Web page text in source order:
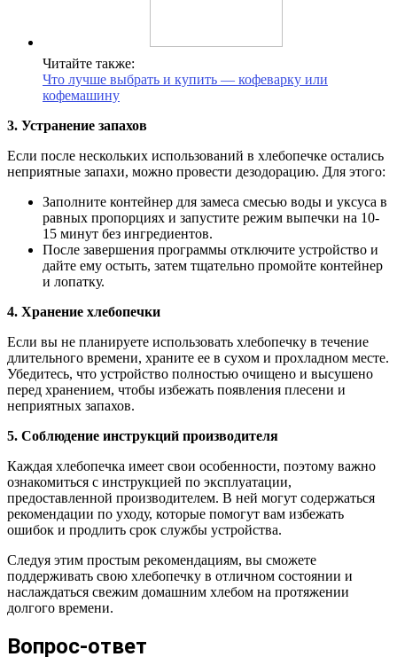
Читайте также:
Что лучше выбрать и купить — кофеварку или
кофемашину
3. Устранение запахов
Если после нескольких использований в хлебопечке остались
неприятные запахи, можно провести дезодорацию. Для этого:
Заполните контейнер для замеса смесью воды и уксуса в
равных пропорциях и запустите режим выпечки на 10-
15 минут без ингредиентов.
После завершения программы отключите устройство и
дайте ему остыть, затем тщательно промойте контейнер
и лопатку.
4. Хранение хлебопечки
Если вы не планируете использовать хлебопечку в течение
длительного времени, храните ее в сухом и прохладном месте.
Убедитесь, что устройство полностью очищено и высушено
перед хранением, чтобы избежать появления плесени и
неприятных запахов.
5. Соблюдение инструкций производителя
Каждая хлебопечка имеет свои особенности, поэтому важно
ознакомиться с инструкцией по эксплуатации,
предоставленной производителем. В ней могут содержаться
рекомендации по уходу, которые помогут вам избежать
ошибок и продлить срок службы устройства.
Следуя этим простым рекомендациям, вы сможете
поддерживать свою хлебопечку в отличном состоянии и
наслаждаться свежим домашним хлебом на протяжении
долгого времени.
Вопрос-ответ